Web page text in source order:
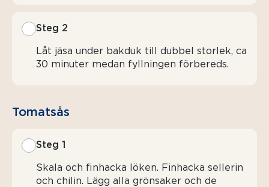
Steg 2
Låt jäsa under bakduk till dubbel storlek, ca
30 minuter medan fyllningen förbereds.
Tomatsås
Steg 1
Skala och finhacka löken. Finhacka sellerin
och chilin. Lägg alla grönsaker och de